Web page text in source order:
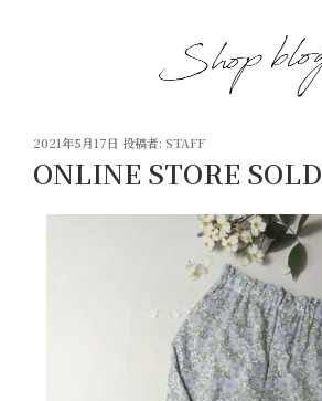
投
稿
日:
2021年5月17日 投稿者: STAFF
ONLINE STORE SOLD